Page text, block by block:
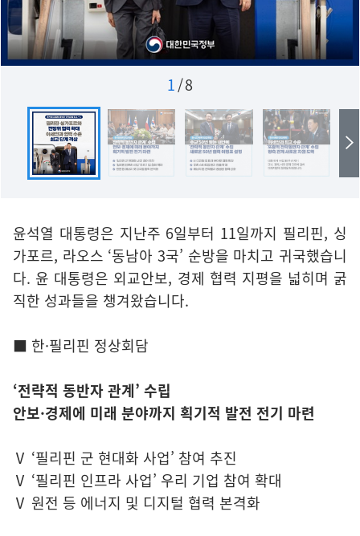
1/8
윤석열 대통령은 지난주 6일부터 11일까지 필리핀, 싱
가포르, 라오스 ‘동남아 3국’ 순방을 마치고 귀국했습니
다. 윤 대통령은 외교안보, 경제 협력 지평을 넓히며 굵
직한 성과들을 챙겨왔습니다.
■ 한·필리핀 정상회담
‘전략적 동반자 관계’ 수립
안보·경제에 미래 분야까지 획기적 발전 전기 마련
Ⅴ ‘필리핀 군 현대화 사업’ 참여 추진
Ⅴ ‘필리핀 인프라 사업’ 우리 기업 참여 확대
Ⅴ 원전 등 에너지 및 디지털 협력 본격화